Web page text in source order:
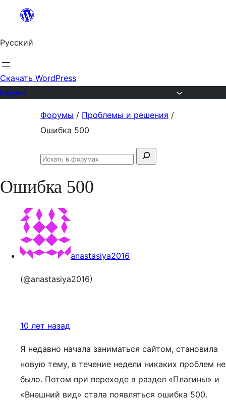
Перейти
содержимому
Русский
Скачать WordPress
Форумы / Проблемы и решения /
Ошибка 500
Поиск:
Искать
Ошибка 500
anastasiya2016
(@anastasiya2016)
10 лет назад
Я недавно начала заниматься сайтом, становила
новую тему, в течение недели никаких проблем не
было. Потом при переходе в раздел «Плагины» и
«Внешний вид» стала появляться ошибка 500.